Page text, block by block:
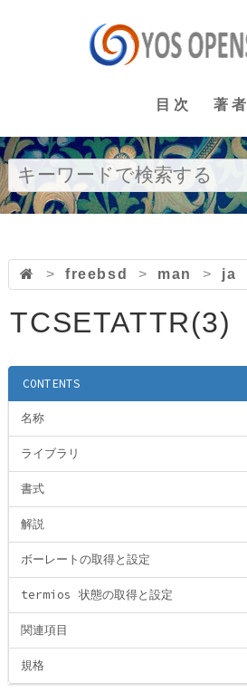
目次 著者
> freebsd > man > ja
TCSETATTR(3)
CONTENTS
名称
ライブラリ
書式
解説
ボーレートの取得と設定
termios 状態の取得と設定
関連項目
規格